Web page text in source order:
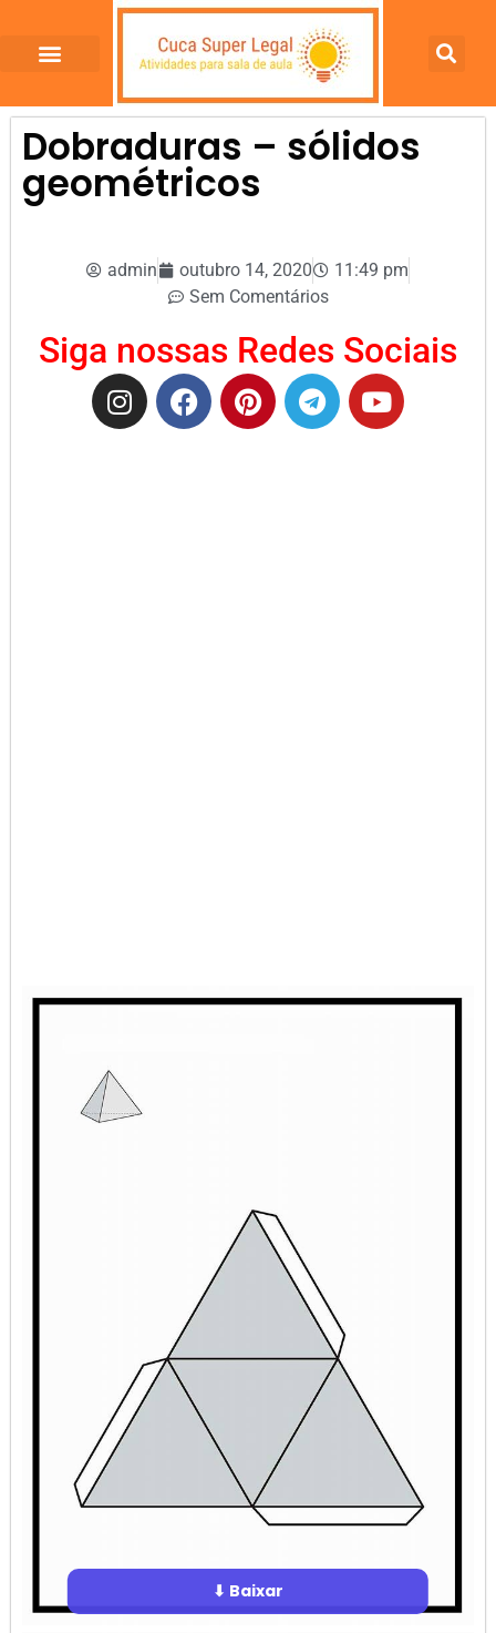
Dobraduras – sólidos
geométricos
admin outubro 14, 2020
11:49 pm
Sem Comentários
Siga nossas Redes Sociais
⬇ Baixar